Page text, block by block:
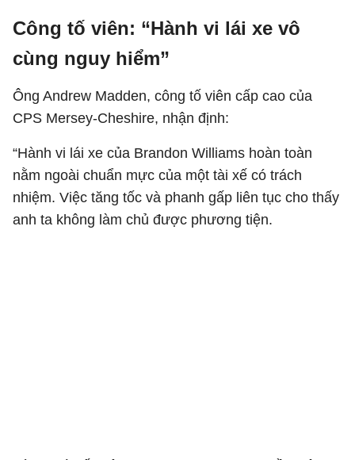
Công tố viên: “Hành vi lái xe vô
cùng nguy hiểm”
Ông Andrew Madden, công tố viên cấp cao của
CPS Mersey-Cheshire, nhận định:
“Hành vi lái xe của Brandon Williams hoàn toàn
nằm ngoài chuẩn mực của một tài xế có trách
nhiệm. Việc tăng tốc và phanh gấp liên tục cho thấy
anh ta không làm chủ được phương tiện.